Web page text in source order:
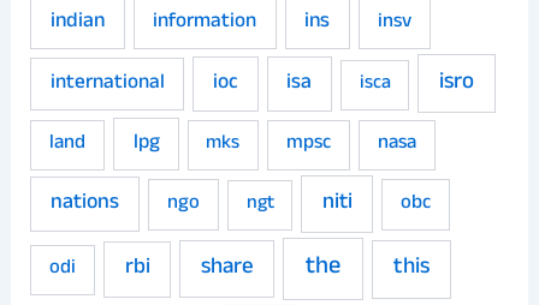
indian
information ins
insv
international
ioc isa isca isro
land lpg mks mpsc nasa
nations ngo ngt niti
obc
odi
rbi share the this